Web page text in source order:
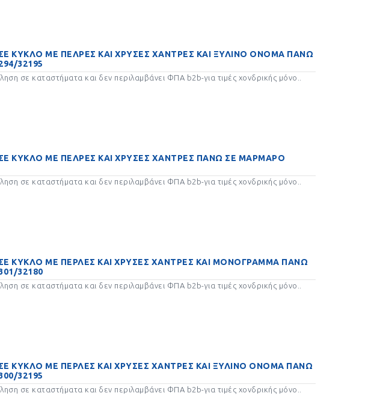
ΚΥΚΛΟ ΜΕ ΠΕΛΡΕΣ ΚΑΙ ΧΡΥΣΕΣ ΧΑΝΤΡΕΣ ΚΑΙ ΞΥΛΙΝΟ ΟΝΟΜΑ ΠΑΝΩ
32195
σε καταστήματα και δεν περιλαμβάνει ΦΠΑ b2b-για τιμές χονδρικής μόνο..
ΚΥΚΛΟ ΜΕ ΠΕΛΡΕΣ ΚΑΙ ΧΡΥΣΕΣ ΧΑΝΤΡΕΣ ΠΑΝΩ ΣΕ ΜΑΡΜΑΡΟ
σε καταστήματα και δεν περιλαμβάνει ΦΠΑ b2b-για τιμές χονδρικής μόνο..
ΚΥΚΛΟ ΜΕ ΠΕΡΛΕΣ ΚΑΙ ΧΡΥΣΕΣ ΧΑΝΤΡΕΣ ΚΑΙ ΜΟΝΟΓΡΑΜΜΑ ΠΑΝΩ
32180
σε καταστήματα και δεν περιλαμβάνει ΦΠΑ b2b-για τιμές χονδρικής μόνο..
ΚΥΚΛΟ ΜΕ ΠΕΡΛΕΣ ΚΑΙ ΧΡΥΣΕΣ ΧΑΝΤΡΕΣ ΚΑΙ ΞΥΛΙΝΟ ΟΝΟΜΑ ΠΑΝΩ
32195
σε καταστήματα και δεν περιλαμβάνει ΦΠΑ b2b-για τιμές χονδρικής μόνο..